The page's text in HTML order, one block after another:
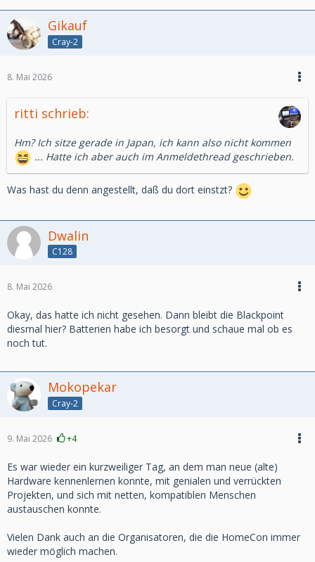
Gikauf
Cray-2
8. Mai 2026
ritti schrieb:
Hm? Ich sitze gerade in Japan, ich kann also nicht kommen
... Hatte ich aber auch im Anmeldethread geschrieben.
Was hast du denn angestellt, daß du dort einstzt?
Dwalin
C128
8. Mai 2026
Okay, das hatte ich nicht gesehen. Dann bleibt die Blackpoint
diesmal hier? Batterien habe ich besorgt und schaue mal ob es
noch tut.
Mokopekar
Cray-2
9. Mai 2026 +4
Es war wieder ein kurzweiliger Tag, an dem man neue (alte)
Hardware kennenlernen konnte, mit genialen und verrückten
Projekten, und sich mit netten, kompatiblen Menschen
austauschen konnte.
Vielen Dank auch an die Organisatoren, die die HomeCon immer
wieder möglich machen.